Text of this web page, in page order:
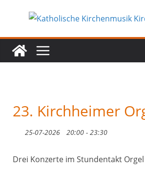
23. Kirchheimer
25-07-2026 20:00 - 23:30
Drei Konzerte im Stundentakt